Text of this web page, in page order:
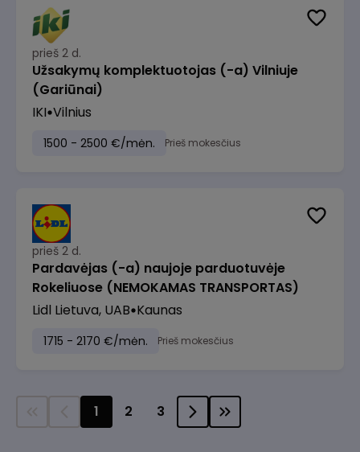
prieš 2 d.
Užsakymų komplektuotojas (-a) Vilniuje
(Gariūnai)
IKI Vilnius
1500 - 2500 €/mėn. Prieš mokesčius
prieš 2 d.
Pardavėjas (-a) naujoje parduotuvėje
Rokeliuose (NEMOKAMAS TRANSPORTAS)
Lidl Lietuva, UAB Kaunas
1715 - 2170 €/mėn. Prieš mokesčius
1 2 3